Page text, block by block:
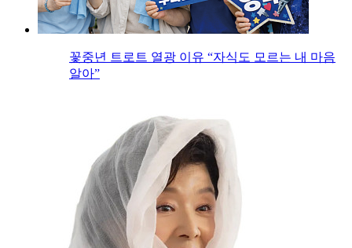
꽃중년 트로트 열광 이유 “자식도 모르는 내 마음
알아”